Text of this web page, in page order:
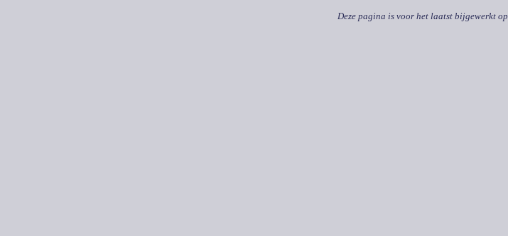
Deze pagina is voor het laatst bijgewerkt op